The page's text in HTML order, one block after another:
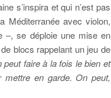
s’inspira et qui n’est pas
Méditerranée avec violon,
–, se déploie une mise en
blocs rappelant un jeu de
faire à la fois le bien et
en garde. On peut,